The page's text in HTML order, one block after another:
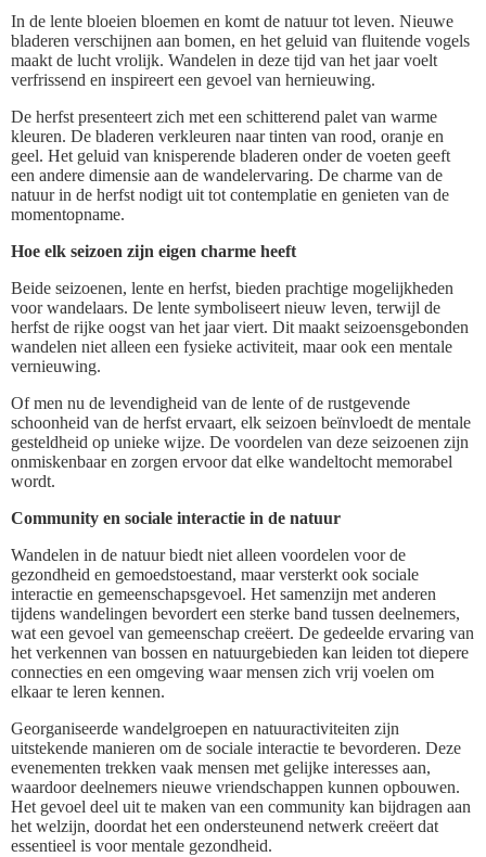
In de lente bloeien bloemen en komt de natuur tot leven. Nieuwe
bladeren verschijnen aan bomen, en het geluid van fluitende vogels
maakt de lucht vrolijk. Wandelen in deze tijd van het jaar voelt
verfrissend en inspireert een gevoel van hernieuwing.
De herfst presenteert zich met een schitterend palet van warme
kleuren. De bladeren verkleuren naar tinten van rood, oranje en
geel. Het geluid van knisperende bladeren onder de voeten geeft
een andere dimensie aan de wandelervaring. De charme van de
natuur in de herfst nodigt uit tot contemplatie en genieten van de
momentopname.
Hoe elk seizoen zijn eigen charme heeft
Beide seizoenen, lente en herfst, bieden prachtige mogelijkheden
voor wandelaars. De lente symboliseert nieuw leven, terwijl de
herfst de rijke oogst van het jaar viert. Dit maakt seizoensgebonden
wandelen niet alleen een fysieke activiteit, maar ook een mentale
vernieuwing.
Of men nu de levendigheid van de lente of de rustgevende
schoonheid van de herfst ervaart, elk seizoen beïnvloedt de mentale
gesteldheid op unieke wijze. De voordelen van deze seizoenen zijn
onmiskenbaar en zorgen ervoor dat elke wandeltocht memorabel
wordt.
Community en sociale interactie in de natuur
Wandelen in de natuur biedt niet alleen voordelen voor de
gezondheid en gemoedstoestand, maar versterkt ook sociale
interactie en gemeenschapsgevoel. Het samenzijn met anderen
tijdens wandelingen bevordert een sterke band tussen deelnemers,
wat een gevoel van gemeenschap creëert. De gedeelde ervaring van
het verkennen van bossen en natuurgebieden kan leiden tot diepere
connecties en een omgeving waar mensen zich vrij voelen om
elkaar te leren kennen.
Georganiseerde wandelgroepen en natuuractiviteiten zijn
uitstekende manieren om de sociale interactie te bevorderen. Deze
evenementen trekken vaak mensen met gelijke interesses aan,
waardoor deelnemers nieuwe vriendschappen kunnen opbouwen.
Het gevoel deel uit te maken van een community kan bijdragen aan
het welzijn, doordat het een ondersteunend netwerk creëert dat
essentieel is voor mentale gezondheid.